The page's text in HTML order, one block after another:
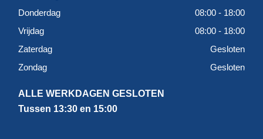
Donderdag
08:00 - 18:00
Vrijdag
08:00 - 18:00
Zaterdag
Gesloten
Zondag
Gesloten
ALLE WERKDAGEN GESLOTEN
Tussen 13:30 en 15:00